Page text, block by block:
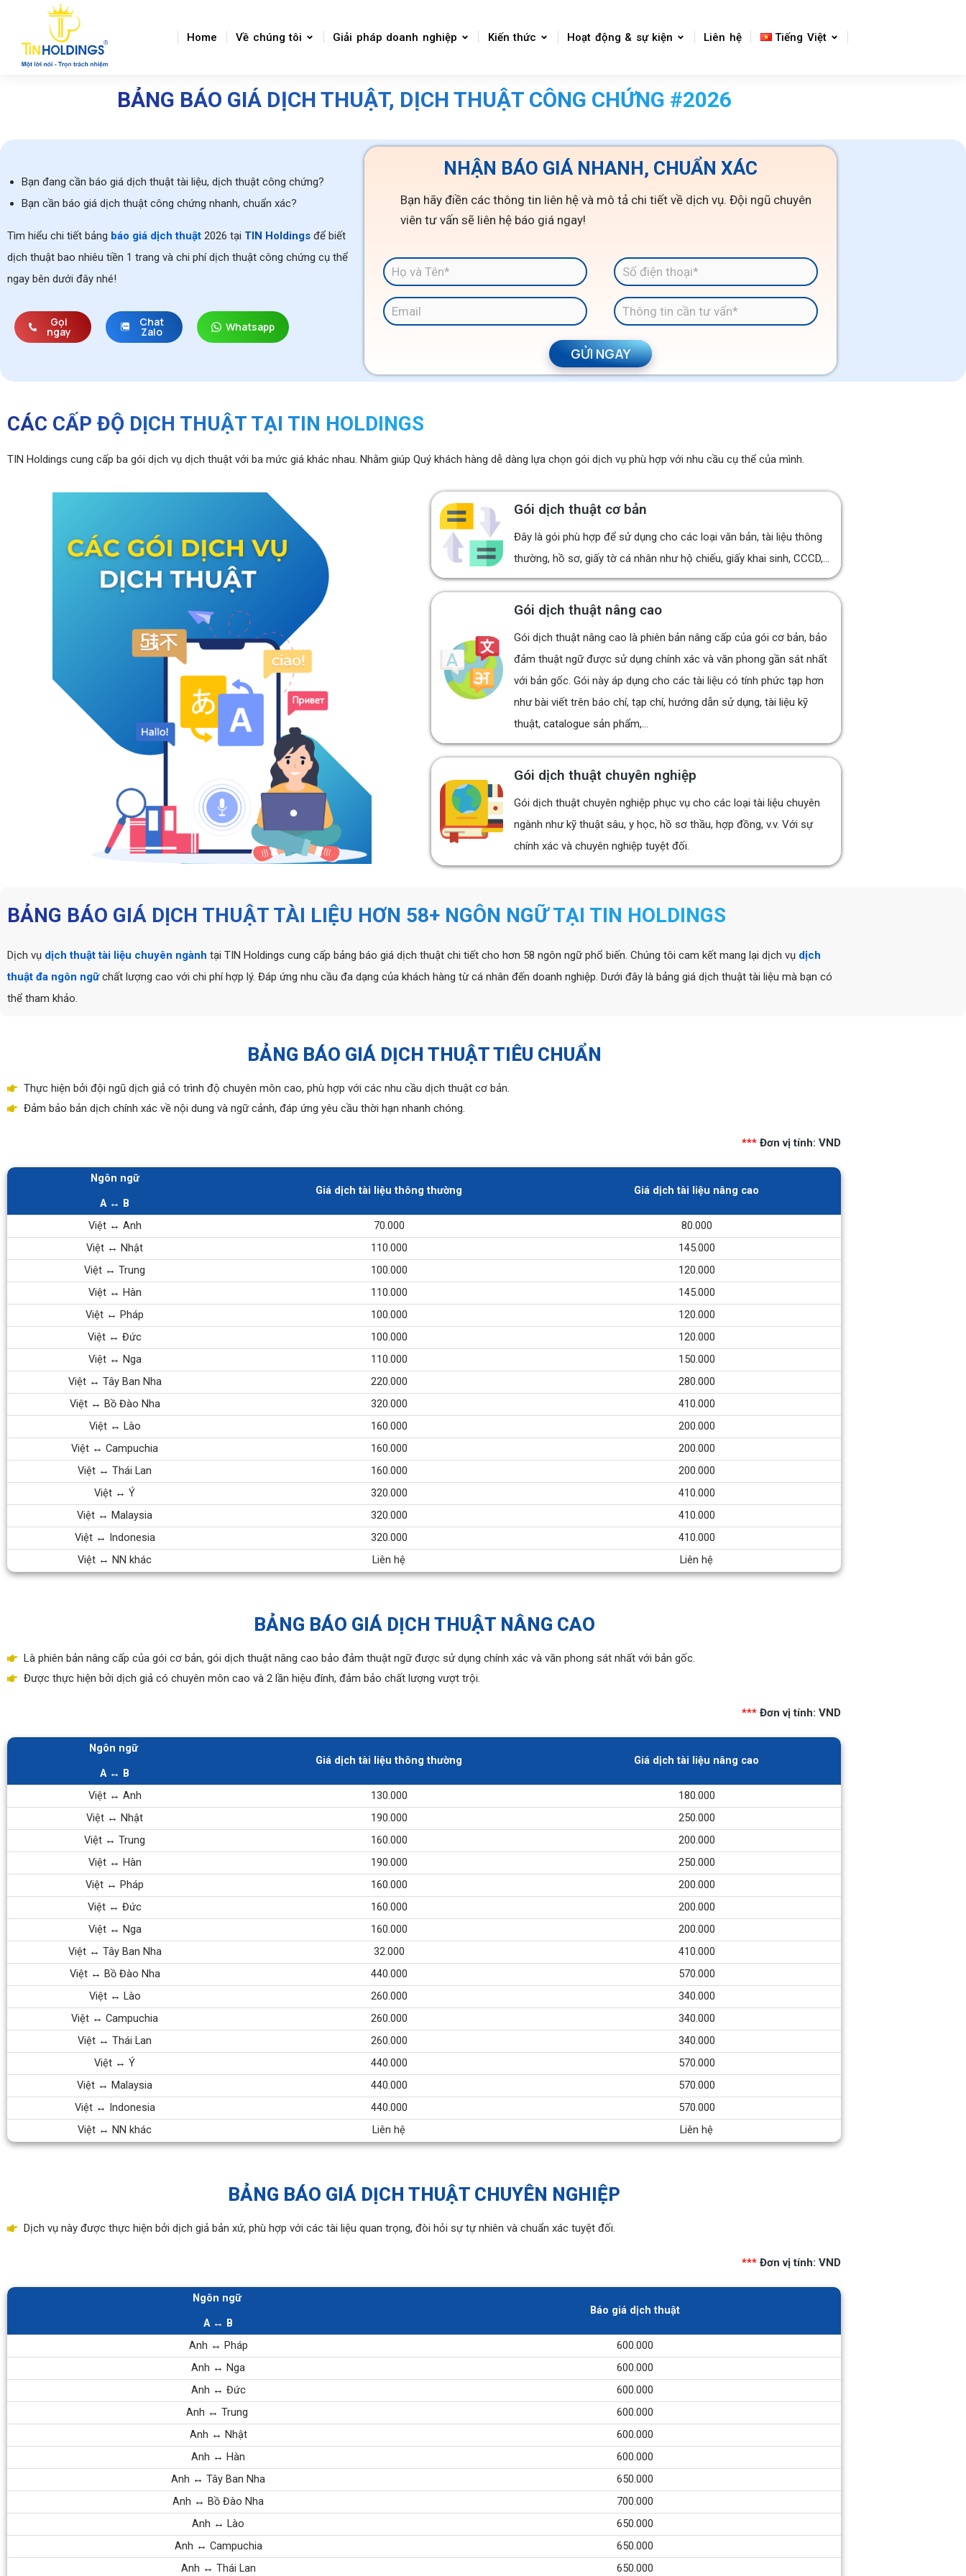
Home Về chúng tôi Giải pháp doanh nghiệp Kiến thức Hoạt động & sự kiện Liên hệ Tiếng Việt
BẢNG BÁO GIÁ DỊCH THUẬT, DỊCH THUẬT CÔNG CHỨNG #2026
Bạn đang cần báo giá dịch thuật tài liệu, dịch thuật công chứng?
Bạn cần báo giá dịch thuật công chứng nhanh, chuẩn xác?
Tìm hiểu chi tiết bảng báo giá dịch thuật 2026 tại TIN Holdings để biết
dịch thuật bao nhiêu tiền 1 trang và chi phí dịch thuật công chứng cụ thể
ngay bên dưới đây nhé!
Gọi
ngay
Chat
Zalo Whatsapp
NHẬN BÁO GIÁ NHANH, CHUẨN XÁC
Bạn hãy điền các thông tin liên hệ và mô tả chi tiết về dịch vụ. Đội ngũ chuyên
viên tư vấn sẽ liên hệ báo giá ngay!
CÁC CẤP ĐỘ DỊCH THUẬT TẠI TIN HOLDINGS
TIN Holdings cung cấp ba gói dịch vụ dịch thuật với ba mức giá khác nhau. Nhằm giúp Quý khách hàng dễ dàng lựa chọn gói dịch vụ phù hợp với nhu cầu cụ thể của mình.
Gói dịch thuật cơ bản
Đây là gói phù hợp để sử dụng cho các loại văn bản, tài liệu thông
thường, hồ sơ, giấy tờ cá nhân như hộ chiếu, giấy khai sinh, CCCD,...
Gói dịch thuật nâng cao
Gói dịch thuật nâng cao là phiên bản nâng cấp của gói cơ bản, bảo
đảm thuật ngữ được sử dụng chính xác và văn phong gần sát nhất
với bản gốc. Gói này áp dụng cho các tài liệu có tính phức tạp hơn
như bài viết trên báo chí, tạp chí, hướng dẫn sử dụng, tài liệu kỹ
thuật, catalogue sản phẩm,...
Gói dịch thuật chuyên nghiệp
Gói dịch thuật chuyên nghiệp phục vụ cho các loại tài liệu chuyên
ngành như kỹ thuật sâu, y học, hồ sơ thầu, hợp đồng, v.v. Với sự
chính xác và chuyên nghiệp tuyệt đối.
BẢNG BÁO GIÁ DỊCH THUẬT TÀI LIỆU HƠN 58+ NGÔN NGỮ TẠI TIN HOLDINGS
Dịch vụ dịch thuật tài liệu chuyên ngành tại TIN Holdings cung cấp bảng báo giá dịch thuật chi tiết cho hơn 58 ngôn ngữ phổ biến. Chúng tôi cam kết mang lại dịch vụ dịch
thuật đa ngôn ngữchất lượng cao với chi phí hợp lý. Đáp ứng nhu cầu đa dạng của khách hàng từ cá nhân đến doanh nghiệp. Dưới đây là bảng giá dịch thuật tài liệu mà bạn có
thể tham khảo.
BẢNG BÁO GIÁ DỊCH THUẬT TIÊU CHUẨN
Thực hiện bởi đội ngũ dịch giả có trình độ chuyên môn cao, phù hợp với các nhu cầu dịch thuật cơ bản.
Đảm bảo bản dịch chính xác về nội dung và ngữ cảnh, đáp ứng yêu cầu thời hạn nhanh chóng.
*** Đơn vị tính: VND
Ngôn ngữ
A ↔ B
Giá dịch tài liệu thông thường Giá dịch tài liệu nâng cao
Việt ↔ Anh 70.000
80.000
Việt ↔ Nhật
110.000
145.000
Việt ↔ Trung
100.000
120.000
Việt ↔ Hàn
110.000
145.000
Việt ↔ Pháp
100.000
120.000
Việt ↔ Đức
100.000
120.000
Việt ↔ Nga
110.000
150.000
Việt ↔ Tây Ban Nha
220.000
280.000
Việt ↔ Bồ Đào Nha
320.000
410.000
Việt ↔ Lào
160.000
200.000
Việt ↔ Campuchia
160.000
200.000
Việt ↔ Thái Lan
160.000
200.000
Việt ↔ Ý
320.000
410.000
Việt ↔ Malaysia
320.000
410.000
Việt ↔ Indonesia
320.000
410.000
Việt ↔ NN khác
Liên hệ Liên hệ
BẢNG BÁO GIÁ DỊCH THUẬT NÂNG CAO
Là phiên bản nâng cấp của gói cơ bản, gói dịch thuật nâng cao bảo đảm thuật ngữ được sử dụng chính xác và văn phong sát nhất với bản gốc.
Được thực hiện bởi dịch giả có chuyên môn cao và 2 lần hiệu đính, đảm bảo chất lượng vượt trội.
*** Đơn vị tính: VND
Ngôn ngữ
A ↔ B
Giá dịch tài liệu thông thường Giá dịch tài liệu nâng cao
Việt ↔ Anh 130.000
180.000
Việt ↔ Nhật
190.000
250.000
Việt ↔ Trung
160.000
200.000
Việt ↔ Hàn
190.000
250.000
Việt ↔ Pháp
160.000
200.000
Việt ↔ Đức
160.000
200.000
Việt ↔ Nga
160.000
200.000
Việt ↔ Tây Ban Nha
32.000
410.000
Việt ↔ Bồ Đào Nha
440.000
570.000
Việt ↔ Lào
260.000
340.000
Việt ↔ Campuchia
260.000
340.000
Việt ↔ Thái Lan
260.000
340.000
Việt ↔ Ý
440.000
570.000
Việt ↔ Malaysia
440.000
570.000
Việt ↔ Indonesia
440.000
570.000
Việt ↔ NN khác
Liên hệ Liên hệ
BẢNG BÁO GIÁ DỊCH THUẬT CHUYÊN NGHIỆP
Dịch vụ này được thực hiện bởi dịch giả bản xứ, phù hợp với các tài liệu quan trọng, đòi hỏi sự tự nhiên và chuẩn xác tuyệt đối.
*** Đơn vị tính: VND
Ngôn ngữ
A ↔ B
Báo giá dịch thuật
Anh ↔ Pháp
600.000
Anh ↔ Nga
600.000
Anh ↔ Đức
600.000
Anh ↔ Trung
600.000
Anh ↔ Nhật
600.000
Anh ↔ Hàn
600.000
Anh ↔ Tây Ban Nha
650.000
Anh ↔ Bồ Đào Nha
700.000
Anh ↔ Lào
650.000
Anh ↔ Campuchia
650.000
Anh ↔ Thái Lan 650.000